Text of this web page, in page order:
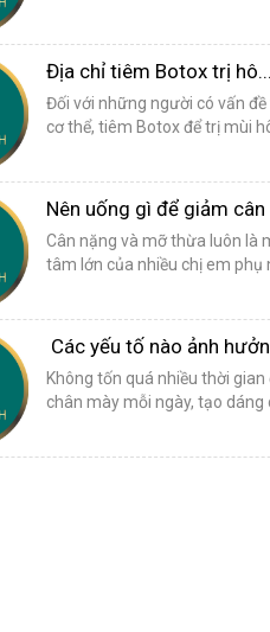
Địa chỉ tiêm Botox trị hô...
Đối với những người có vấn đề
cơ thể, tiêm Botox để trị mùi
Nên uống gì để giảm cân
Cân nặng và mỡ thừa luôn là
tâm lớn của nhiều chị em phụ
Các yếu tố nào ảnh
Không tốn quá nhiều thời gian
chân mày mỗi ngày, tạo dáng